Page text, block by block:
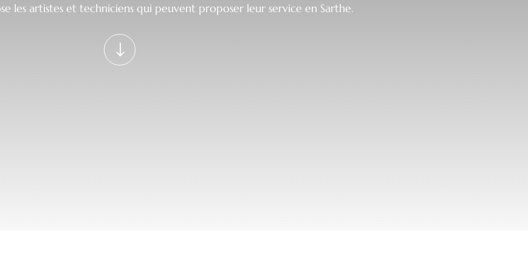
les artistes et techniciens qui peuvent proposer leur service en Sarthe.
"